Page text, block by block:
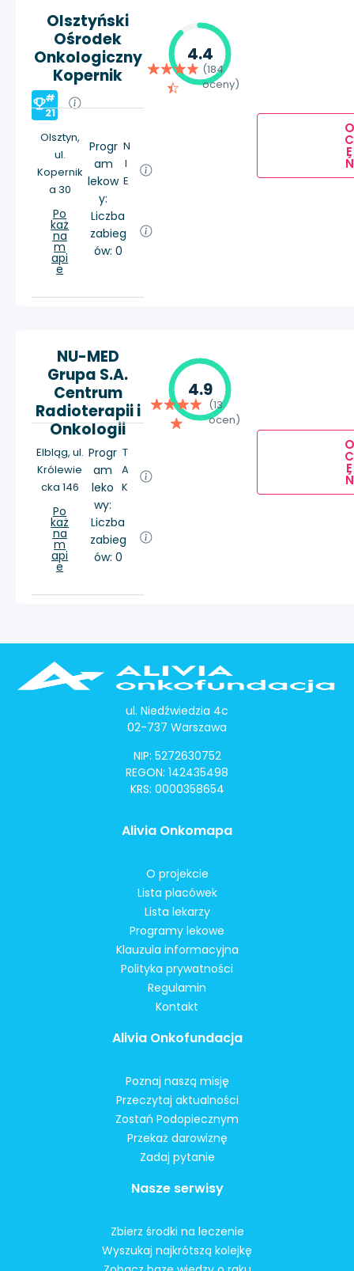
Olsztyński
Ośrodek
Onkologiczny
Kopernik
#
21
Olsztyn,
ul.
Kopernik
a 30
Po
każ
na
m
api
e
Progr
am
lekow
y:
N
I
E
Liczba
zabieg
ów: 0
4.4
(184
oceny)
O
C
E
Ń
NU-MED
Grupa S.A.
Centrum
Radioterapii i
Onkologii
Elbląg, ul.
Królewie
cka 146
Po
każ
na
m
api
e
Progr
am
leko
wy:
T
A
K
Liczba
zabieg
ów: 0
4.9
(13
ocen)
O
C
E
Ń
ul. Niedźwiedzia 4c
02-737 Warszawa
NIP: 5272630752
REGON: 142435498
KRS: 0000358654
Alivia Onkomapa
O projekcie
Lista placówek
Lista lekarzy
Programy lekowe
Klauzula informacyjna
Polityka prywatności
Regulamin
Kontakt
Alivia Onkofundacja
Poznaj naszą misję
Przeczytaj aktualności
Zostań Podopiecznym
Przekaż darowiznę
Zadaj pytanie
Nasze serwisy
Zbierz środki na leczenie
Wyszukaj najkrótszą kolejkę